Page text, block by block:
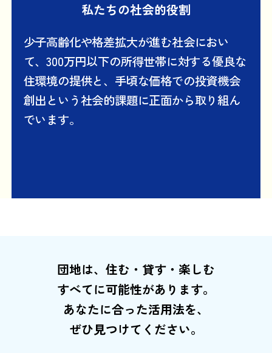
私たちの社会的役割
少子高齢化や格差拡大が進む社会におい
て、300万円以下の所得世帯に対する優良な
住環境の提供と、手頃な価格での投資機会
創出という社会的課題に正面から取り組ん
でいます。
団地は、住む・貸す・楽しむ
すべてに可能性があります。
あなたに合った活用法を、
ぜひ見つけてください。